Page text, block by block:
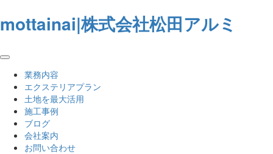
mottainai|株式会社松田アルミ
業務内容
エクステリアプラン
土地を最大活用
施工事例
ブログ
会社案内
お問い合わせ